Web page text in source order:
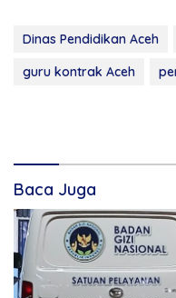
Dinas Pendidikan Aceh
guru kontrak Aceh
Baca Juga